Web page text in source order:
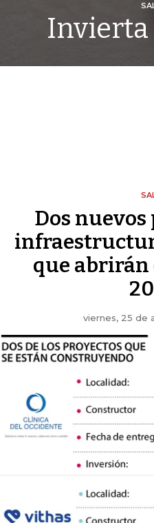
Invierta
Dos nuevos
que abrirán
viernes, 25 de